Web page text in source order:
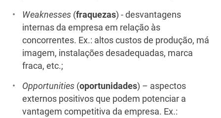
Weaknesses (fraquezas) - desvantagens
internas da empresa em relação às
concorrentes. Ex.: altos custos de produção, má
imagem, instalações desadequadas, marca
fraca, etc.;
Opportunities (oportunidades) – aspectos
externos positivos que podem potenciar a
vantagem competitiva da empresa. Ex.: